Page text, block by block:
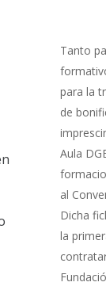
de
Tanto
para la
de
Aula
al
Dicha
la